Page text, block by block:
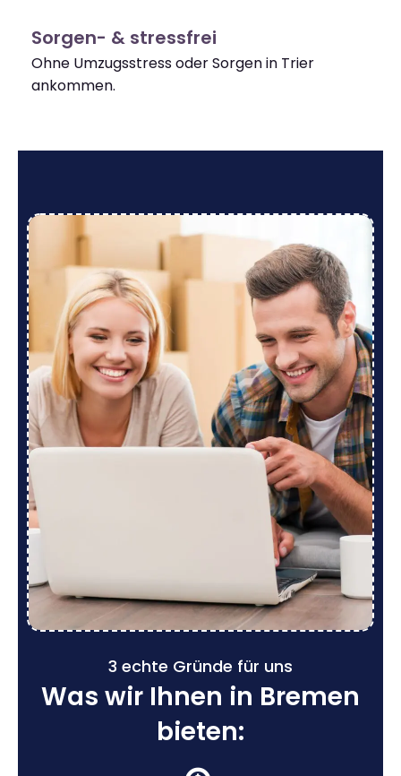
Sorgen- & stressfrei
Ohne Umzugsstress oder Sorgen in Trier
ankommen.
3 echte Gründe für uns
Was wir Ihnen in Bremen
bieten: